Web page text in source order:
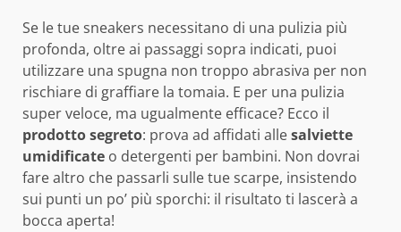
Se le tue sneakers necessitano di una pulizia più
profonda, oltre ai passaggi sopra indicati, puoi
utilizzare una spugna non troppo abrasiva per non
rischiare di graffiare la tomaia. E per una pulizia
super veloce, ma ugualmente efficace? Ecco il
prodotto segreto: prova ad affidati allesalviette
umidificate o detergenti per bambini. Non dovrai
fare altro che passarli sulle tue scarpe, insistendo
sui punti un po’ più sporchi: il risultato ti lascerà a
bocca aperta!